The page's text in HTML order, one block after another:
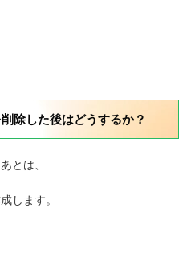
除した後はどうするか？
とは、
します。